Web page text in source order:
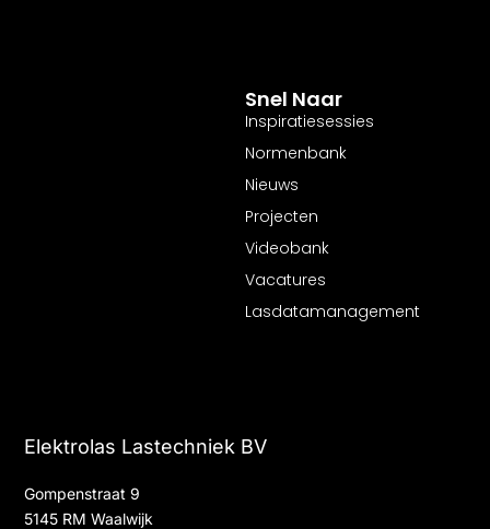
Elektrolas Lastechniek BV
Gompenstraat 9
5145 RM Waalwijk
Snel Naar
Inspiratiesessies
Normenbank
Nieuws
Projecten
Videobank
Vacatures
Lasdatamanagement